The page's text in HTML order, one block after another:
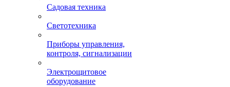
Садовая техника
Светотехника
Приборы управления,
контроля, сигнализации
Электрощитовое
оборудование